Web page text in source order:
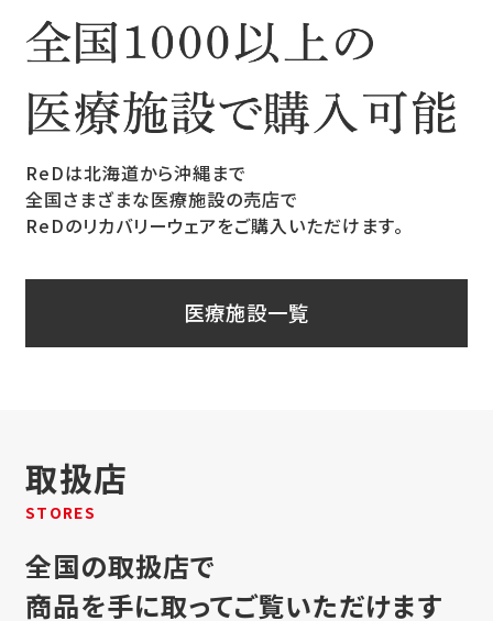
ReDは北海道から沖縄まで
全国さまざまな医療施設の売店で
ReDのリカバリーウェアをご購入いただけます。
医療施設一覧
取扱店
STORES
全国の取扱店で
商品を手に取ってご覧いただけます